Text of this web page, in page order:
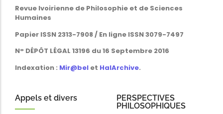
Revue Ivoirienne de Philosophie et de Sciences
Humaines
Papier ISSN 2313-7908 / En ligne ISSN 3079-7497
N° DÉPÔT LÉGAL 13196 du 16 Septembre 2016
Indexation : Mir@bel et HalArchive.
Appels et divers
PERSPECTIVES
PHILOSOPHIQUES